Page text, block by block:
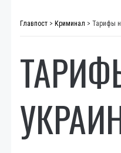
Главпост > Криминал > Тарифы